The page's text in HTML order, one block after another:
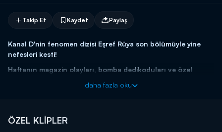
Takip Et Kaydet Paylaş
Kanal D'nin fenomen dizisi Eşref Rüya son bölümüyle yine
nefesleri kesti!
Haftanın magazin olayları, bomba dedikoduları ve özel
daha fazla oku
ÖZEL KLİPLER